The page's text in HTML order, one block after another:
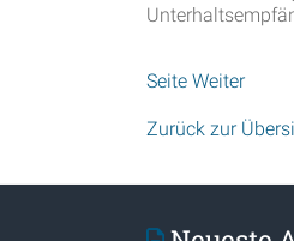
Seite Weiter
Zurück zur